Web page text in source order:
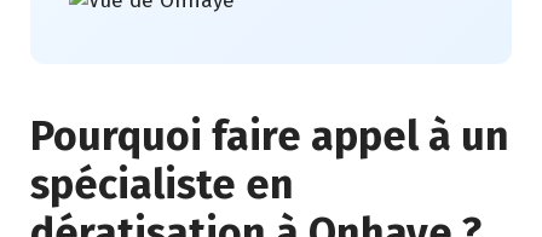
Pourquoi faire appel à un
spécialiste en